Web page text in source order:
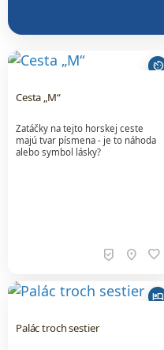
av_timer
Cesta „M“
Zatáčky na tejto horskej ceste
majú tvar písmena - je to náhoda
alebo symbol lásky?
beenhere location_on favorite
hotel
Palác troch sestier